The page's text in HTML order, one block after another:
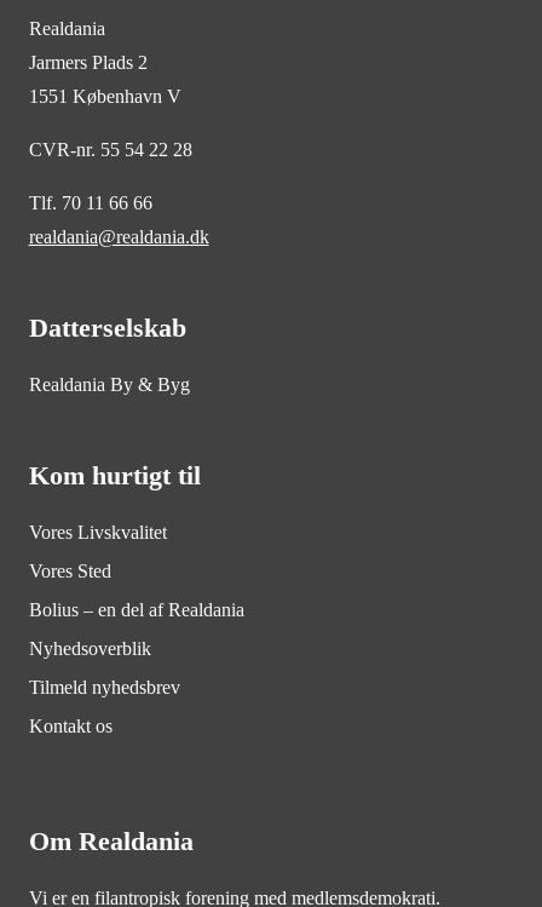
Realdania
Jarmers Plads 2
1551 København V
CVR-nr. 55 54 22 28
Tlf. 70 11 66 66
realdania@realdania.dk
Datterselskab
Realdania By & Byg
Kom hurtigt til
Vores Livskvalitet
Vores Sted
Bolius – en del af Realdania
Nyhedsoverblik
Tilmeld nyhedsbrev
Kontakt os
Om Realdania
Vi er en filantropisk forening med medlemsdemokrati.